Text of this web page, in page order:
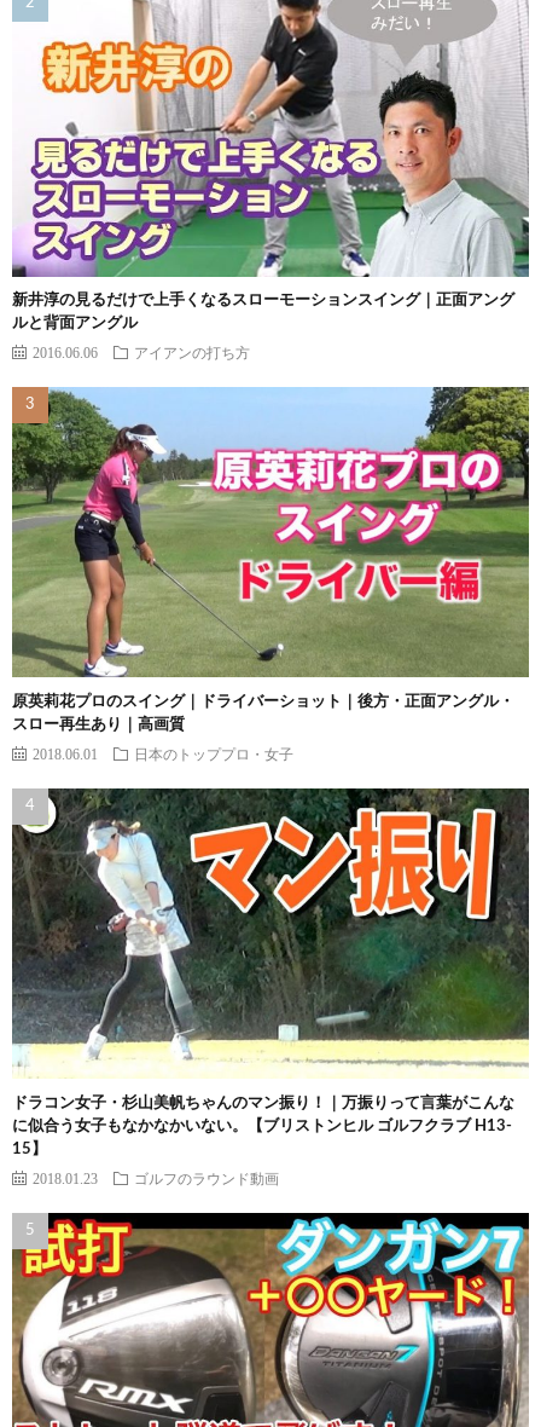
新井淳の見るだけで上手くなるスローモーションスイング｜正面アング
ルと背面アングル
2016.06.06 アイアンの打ち方
原英莉花プロのスイング｜ドライバーショット｜後方・正面アングル・
スロー再生あり｜高画質
2018.06.01 日本のトッププロ・女子
ドラコン女子・杉山美帆ちゃんのマン振り！｜万振りって言葉がこんな
に似合う女子もなかなかいない。【ブリストンヒル ゴルフクラブ H13-
15】
2018.01.23 ゴルフのラウンド動画